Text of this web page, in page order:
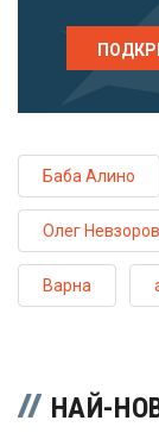
Баба Алино
Олег Невзоров
Варна
НАЙ-